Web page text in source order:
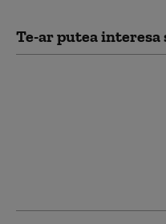
Te-ar putea interesa